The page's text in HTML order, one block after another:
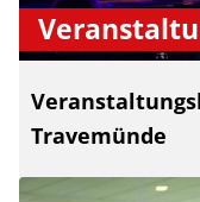
Travemünde